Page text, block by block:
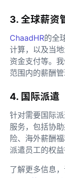
3. 全球薪资
ChaadHR的全
计算，以及当
资金支付等。
范围内的薪酬管
4. 国际派遣
针对需要国际派
服务，包括协
险、海外薪酬
派遣员工的权益
了解更多信息